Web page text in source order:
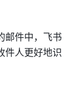
邮件中，飞书
件人更好地识